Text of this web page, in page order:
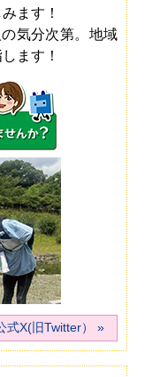
ます！
気分次第。地域
ます！
式X(旧Twitter）